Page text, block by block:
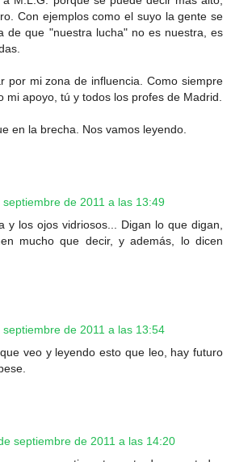
Con ejemplos como el suyo la gente se
de que "nuestra lucha" no es nuestra, es
por mi zona de influencia. Como siempre
mi apoyo, tú y todos los profes de Madrid.
en la brecha. Nos vamos leyendo.
septiembre de 2011 a las 13:49
y los ojos vidriosos... Digan lo que digan,
mucho que decir, y además, lo dicen
septiembre de 2011 a las 13:54
veo y leyendo esto que leo, hay futuro
septiembre de 2011 a las 14:20